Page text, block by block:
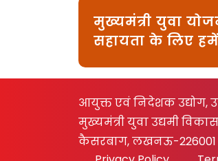
मुख्यमंत्री युवा
सहायता के लिए
आयुक्त एवं निदेशक उद्योग,
मुख्यमंत्री युवा उद्यमी
कैसरबाग, लखनऊ-226001